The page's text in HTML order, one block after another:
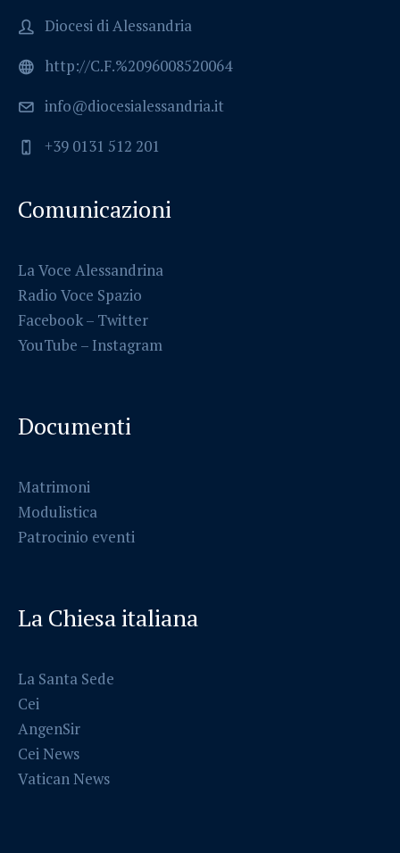
Diocesi di Alessandria
http://C.F.%2096008520064
info@diocesialessandria.it
+39 0131 512 201
Comunicazioni
La Voce Alessandrina
Radio Voce Spazio
Facebook– Twitter
YouTube – Instagram
Documenti
Matrimoni
Modulistica
Patrocinio eventi
La Chiesa italiana
La Santa Sede
Cei
AngenSir
Cei News
Vatican News